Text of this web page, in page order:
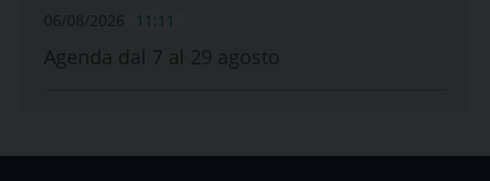
06/08/2026 11:11
Agenda dal 7 al 29 agosto